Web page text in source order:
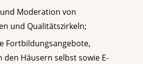
Moderation von
und Qualitätszirkeln;
Fortbildungsangebote,
den Häusern selbst sowie E-